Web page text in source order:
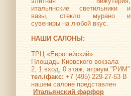
итальянские светильники и
вазы, стекло мурано и
сувениры на любой вкус.
НАШИ САЛОНЫ:
ТРЦ «Европейский»
Площадь Киевского вокзала
2, 1 вход, 0 этаж, атриум "РИМ"
тел./факс: +7 (495) 229-27-63 В
нашем салоне представлен
Итальянский фарфор